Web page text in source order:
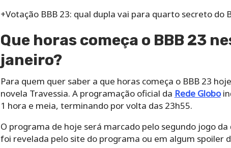
+Votação BBB 23: qual dupla vai para quarto secreto do
Que horas começa o BBB 23
janeiro?
Para quem quer saber a que horas começa o BBB 23
novela Travessia. A programação oficial da Rede Globo
1 hora e meia, terminando por volta das 23h55.
O programa de hoje será marcado pelo segundo jogo
foi revelada pelo site do programa ou em algum spoiler